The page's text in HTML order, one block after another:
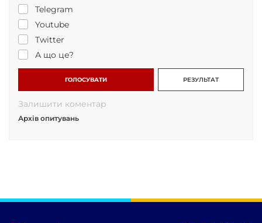
Telegram
Youtube
Twitter
А що це?
ГОЛОСУВАТИ РЕЗУЛЬТАТ
Залишити коментар
Архів опитувань